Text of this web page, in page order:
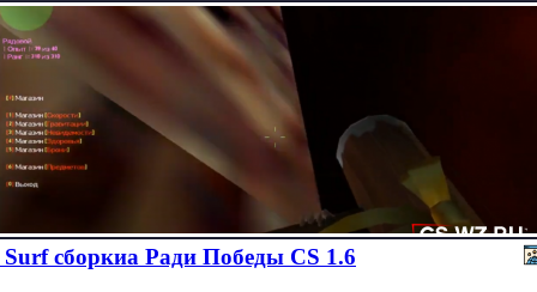
Surf сборкиа Ради Победы CS 1.6